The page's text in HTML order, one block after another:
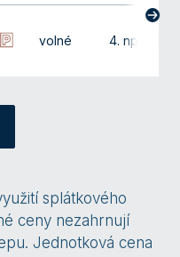
volné 4. np
splátkového
ceny nezahrnují
Jednotková cena